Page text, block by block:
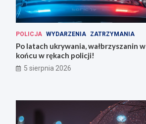
POLICJA WYDARZENIA ZATRZYMANIA
Po latach ukrywania, wałbrzyszanin w
końcu w rękach policji!
5 sierpnia 2026